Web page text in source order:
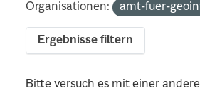
Organisationen:
amt-fuer-
Ergebnisse filtern
Bitte versuch es mit einer